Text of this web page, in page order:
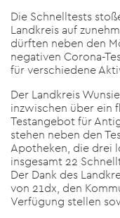
Die Schnelltests
Landkreis auf
dürften neben den
negativen Corona-
für verschiedene
Der Landkreis
inzwischen über ein
Testangebot für
stehen neben den
Apotheken, die drei
insgesamt 22
Der Dank des
von 21dx, den
Verfügung stellen